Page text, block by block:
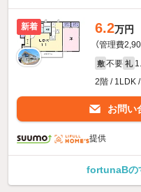
新着 6.2万円
（管理費
敷 不要 礼
2階 / 1LDK
お問い
提供
fortunaBの